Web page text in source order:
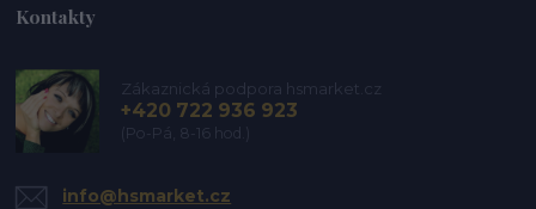
Kontakty
Zákaznická podpora hsmarket.cz
+420 722 936 923
(Po-Pá, 8-16 hod.)
info@hsmarket.cz